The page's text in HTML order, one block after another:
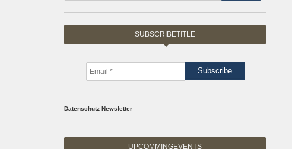
SUBSCRIBETITLE
Datenschutz Newsletter
UPCOMMINGEVENTS